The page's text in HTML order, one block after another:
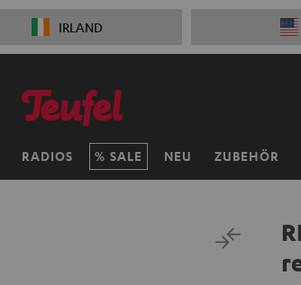
IRLAND
RADIOS SALE NEU ZUBEHÖR